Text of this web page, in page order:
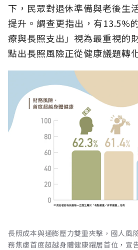
下，民眾對退休準備與老後生
提升。調查更指出，有13.5%
療與長照支出」視為最重視的
點出長照風險正從健康議題轉
長照成本與通膨壓力雙重夾擊，國人風
務焦慮首度超越身體健康躍居首位，宣